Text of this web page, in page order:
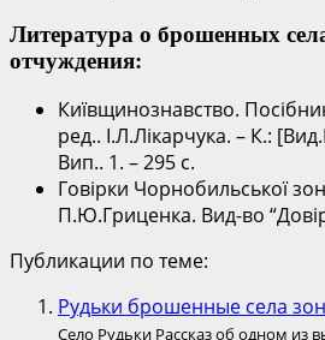
Литература о брошенных
отчуждения:
Київщинознавство.
ред.. І.Л.Лікарчука. – К.:
Вип.. 1. – 295 с.
Говірки Чорнобильської
П.Ю.Гриценка. Вид-во
Публикации по теме:
Рудьки брошенные села
Село Рудьки Рассказ об одном из